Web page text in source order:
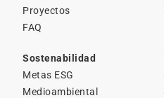
Proyectos
FAQ
Sostenabilidad
Metas ESG
Medioambiental